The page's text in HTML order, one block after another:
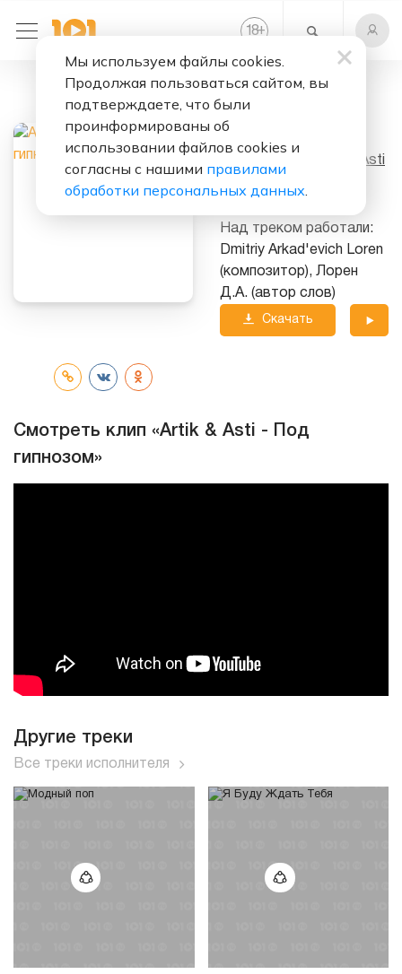
18+
Под гипнозом
Artik & Asti
Альбом:7 (Part 1)
Над треком работали:
Dmitriy Arkad'evich Loren
(композитор), Лорен
Д.А. (автор слов)
Скачать
Смотреть клип «Artik & Asti - Под
гипнозом»
Другие треки
Все треки исполнителя
Мы используем файлы cookies.
Продолжая пользоваться сайтом, вы
подтверждаете, что были
проинформированы об
использовании файлов cookies и
согласны с нашими правилами
обработки персональных данных.